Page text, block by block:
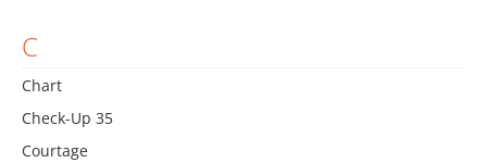
C
Chart
Check-Up 35
Courtage